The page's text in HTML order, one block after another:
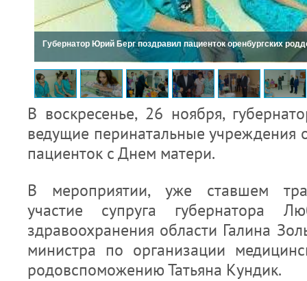
Губернатор Юрий Берг поздравил пациенток оренбургских
В воскресенье, 26 ноября,
ведущие перинатальные учреждения
пациенток с Днем матери.
В мероприятии, уже ставшем
участие супруга губернатора
здравоохранения области Галина
министра по организации
родовспоможению Татьяна Кундик.